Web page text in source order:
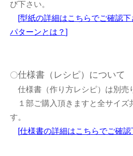
び下さい。
[型紙の詳細はこちらでご確認
パターンとは？ ]
〇仕様書（レシピ）について
仕様書（作り方レシピ）は別売
１部ご購入頂きますと全サイズ
す。
[仕様書の詳細はこちらでご確認